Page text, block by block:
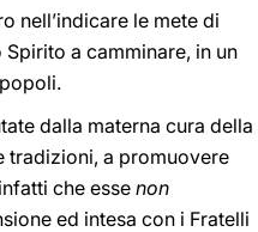
nell’indicare le mete di
a camminare, in un
dalla materna cura della
tradizioni, a promuovere
che esse non
ed intesa con i Fratelli